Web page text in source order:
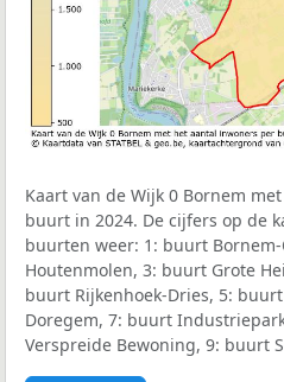
Kaart van de Wijk 0 Bornem
buurt in 2024. De cijfers op de
buurten weer: 1: buurt
Houtenmolen, 3: buurt Grote
buurt Rijkenhoek-Dries, 5:
Doregem, 7: buurt
Verspreide Bewoning, 9: buurt